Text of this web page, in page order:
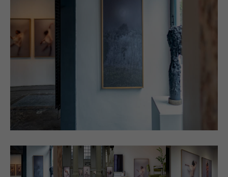
the last 10 years, his photographic work has taken
precedence. Themes such as the passage of time,
beauty, appearance versus disappearance, and
collection are expressed through a now-characteristic
subdued handwriting. Using various transparent
photographic and painterly layers, Faassen
composes his narrative. The works are muted and
understated but simultaneously rich in materials and
detail. This approach stems from his first 10 years,
during which the focus was primarily on painting. His
portraits, mainly of women, are recognizable by their
bright chalk-like lines. The work of Casper Faassen is
as the Frans Hals Museum, Museum De Lakenhal,
and the Hague Historical Museum.